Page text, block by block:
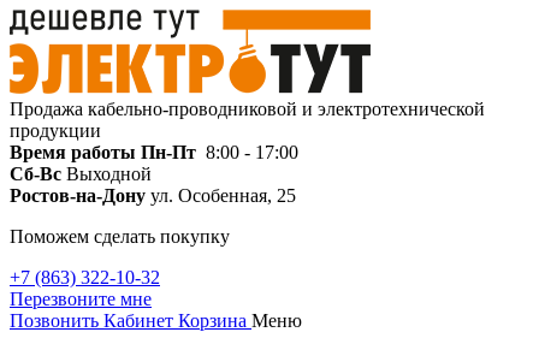
Продажа кабельно-проводниковой и электротехнической
продукции
Время работы Пн-Пт 8:00 - 17:00
Сб-Вс Выходной
Ростов-на-Дону ул. Особенная, 25
Поможем сделать покупку
+7 (863) 322-10-32
Перезвоните мне
Позвонить Кабинет Корзина Меню